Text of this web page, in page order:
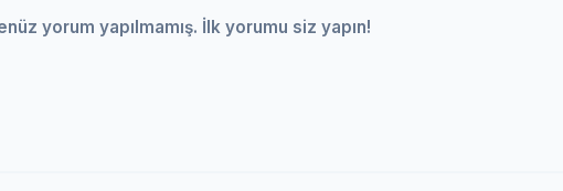
yorum yapılmamış. İlk yorumu siz yapın!